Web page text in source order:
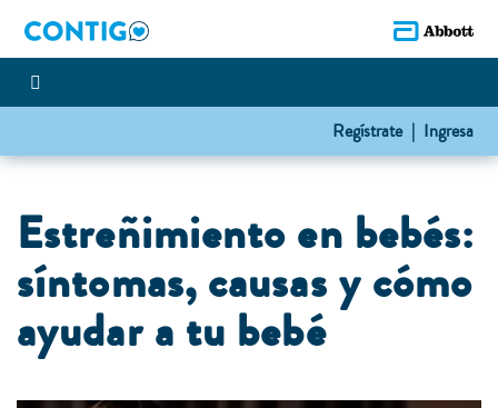
Regístrate | Ingresa
Estreñimiento en bebés:
síntomas, causas y cómo
ayudar a tu bebé